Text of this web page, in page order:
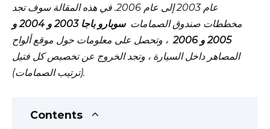
عام 2003 إلى عام 2006. في هذه المقالة سوف تجد
مخططات صندوق الصمامات
سوبارو باجا 2003 و 2004 و
2005 و 2006
، وتحصل على معلومات حول موقع ألواح
المصاهر داخل السيارة ، وتجد الخروج عن تخصيص كل فتيل
(ترتيب الصمامات).
Contents